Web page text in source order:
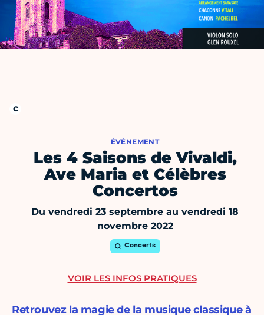
ÉVÈNEMENT
Les 4 Saisons de Vivaldi,
Ave Maria et Célèbres
Concertos
Du vendredi 23 septembre au vendredi 18
novembre 2022
Concerts
Retrouvez la magie de la musique classique à
VOIR LES INFOS PRATIQUES